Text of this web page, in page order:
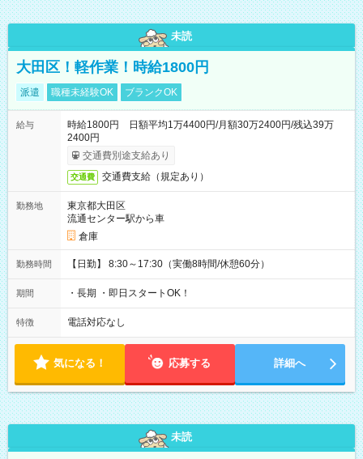
未読
大田区！軽作業！時給1800円
派遣 職種未経験OK ブランクOK
給与
時給1800円 日額平均1万4400円/月額30万2400円/残込39万
2400円
交通費別途支給あり
交通費 交通費支給（規定あり）
勤務地
東京都大田区
流通センター駅から車
倉庫
勤務時間 【日勤】 8:30～17:30（実働8時間/休憩60分）
期間 ・長期 ・即日スタートOK！
特徴 電話対応なし
気になる！ 応募する 詳細へ
未読